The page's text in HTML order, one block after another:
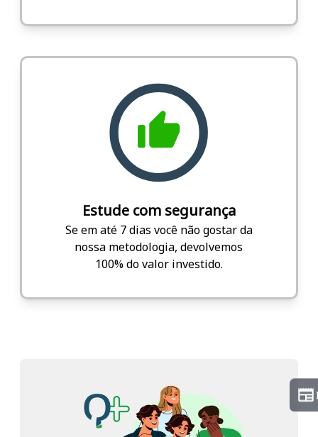
Estude com segurança
Se em até 7 dias você não gostar da
nossa metodologia, devolvemos
100% do valor investido.